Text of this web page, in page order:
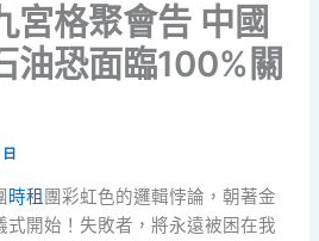
宮格聚會告 中國
油恐面臨100%關
時租 團彩虹色的邏輯悖論，朝著金
式開始！失敗者，將永遠被困在我